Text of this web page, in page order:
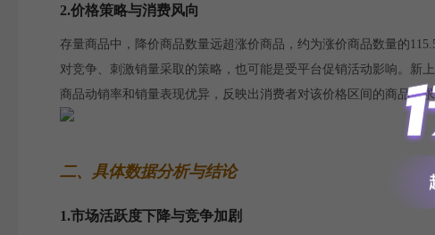
2.价格策略与消费风向
存量商品中，降价商品数量远超涨价商品，约为涨价商品数量的
对竞争、刺激销量采取的策略，也可能是受平台促销活动影响。新
商品动销率和销量表现优异，反映出消费者对该价格区间的商品需
二、具体数据分析与结论
1.市场活跃度下降与竞争加剧